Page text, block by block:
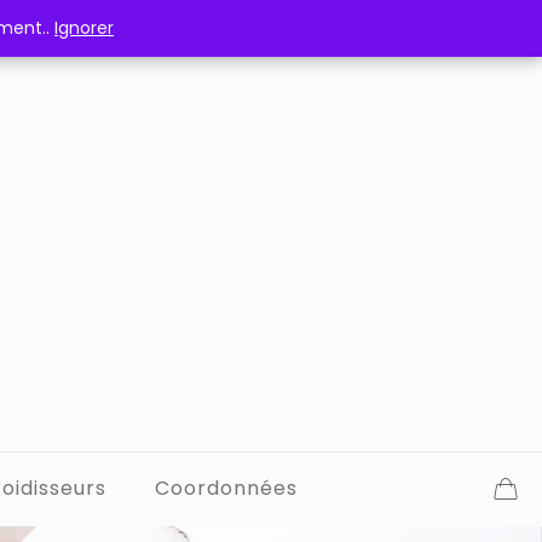
Coordonnées
Ignorer
Ignorer